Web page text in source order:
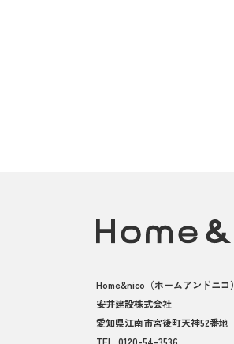
Home&nico （ホームアンドニコ）
安井建設株式会社
愛知県江南市宮後町天神52番地